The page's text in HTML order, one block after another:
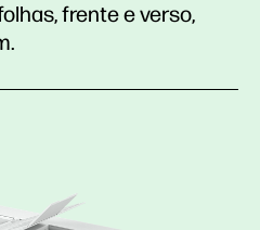
frente e verso,